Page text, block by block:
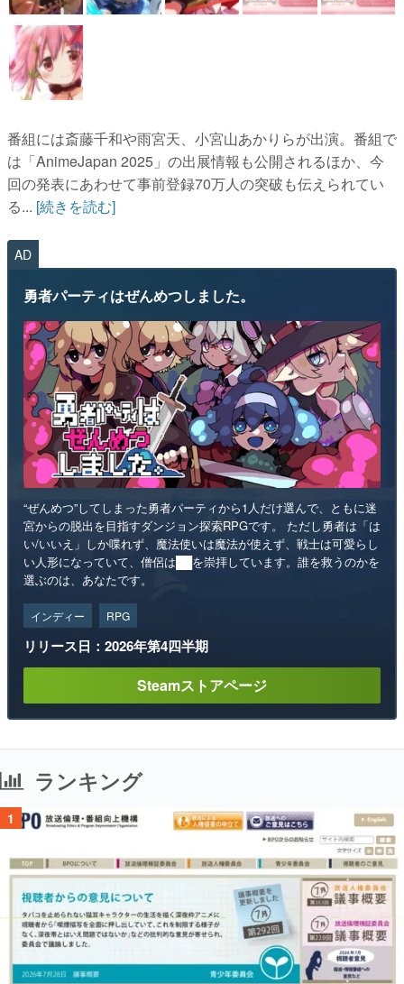
番組には斎藤千和や雨宮天、小宮山あかりらが出演。番組で
は「AnimeJapan 2025」の出展情報も公開されるほか、今
回の発表にあわせて事前登録70万人の突破も伝えられてい
る... [続きを読む]
AD
勇者パーティはぜんめつしました。
“ぜんめつ”してしまった勇者パーティから1人だけ選んで、ともに迷
宮からの脱出を目指すダンジョン探索RPGです。 ただし勇者は「は
い/いいえ」しか喋れず、魔法使いは魔法が使えず、戦士は可愛らし
い人形になっていて、僧侶は██を崇拝しています。誰を救うのかを
選ぶのは、あなたです。
インディー RPG
リリース日：2026年第4四半期
Steamストアページ
ランキング
1